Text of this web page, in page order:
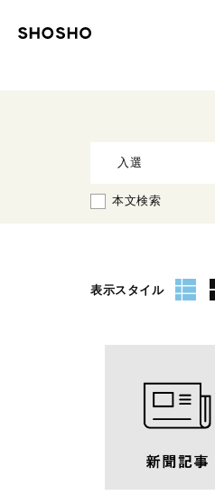
本文検索
表示スタイル